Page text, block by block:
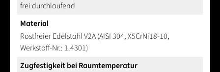
frei durchlaufend
Material
Rostfreier Edelstahl V2A (AISI 304, X5CrNi18-10,
Werkstoff-Nr.: 1.4301)
Zugfestigkeit bei Raumtemperatur